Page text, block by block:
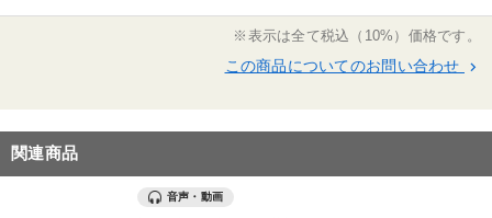
※表示は全て税込（10%）価格です。
この商品についてのお問い合わせ keyboard_arrow_right
関連商品
音声・動画